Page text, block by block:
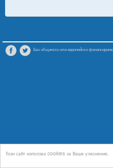
Този сайт използва cookies за Ваше улеснение.
Без общинско или европейско финансиране.